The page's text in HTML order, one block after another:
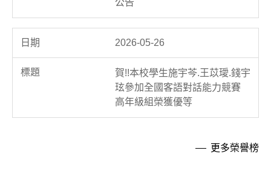
公告
2026-05-26
賀!!本校學生施宇芩.王苡璦.錢宇
玹參加全國客語對話能力競賽
高年級組榮獲優等
更多榮譽榜